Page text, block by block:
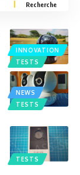
INNOVATION
TESTS
NEWS
TESTS
TESTS